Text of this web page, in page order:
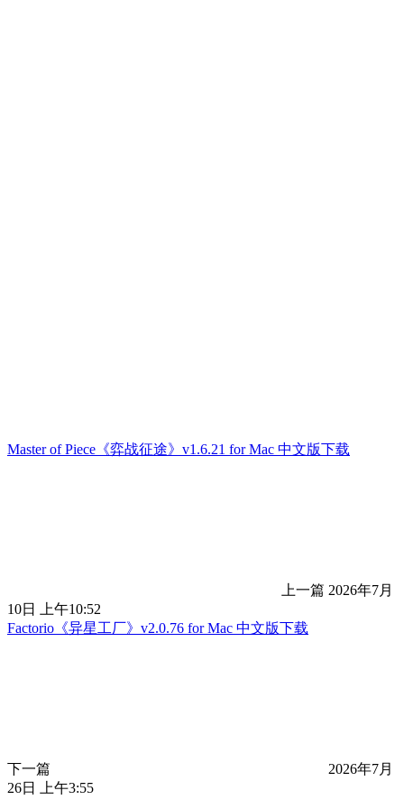
Master of Piece《弈战征途》v1.6.21 for Mac 中文版下载
上一篇 2026年7月
10日 上午10:52
Factorio《异星工厂》v2.0.76 for Mac 中文版下载
下一篇
2026年7月
26日 上午3:55